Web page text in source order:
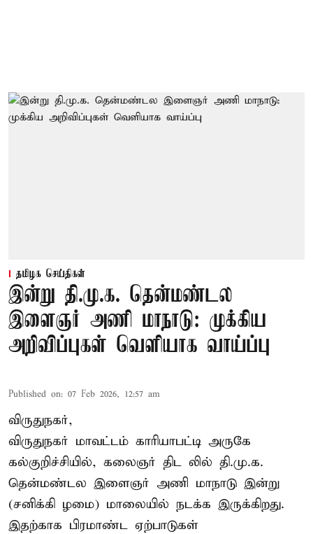
தமிழக செய்திகள்
இன்று தி.மு.க. தென்மண்டல
இளைஞர் அணி மாநாடு: முக்கிய
அறிவிப்புகள் வெளியாக வாய்ப்பு
Published on: 07 Feb 2026, 12:57 am
விருதுநகர்,
விருதுநகர் மாவட்டம் காரியாபட்டி அருகே
கல்குறிச்சியில், கலைஞர் திட லில் தி.மு.க.
தென்மண்டல இளைஞர் அணி மாநாடு இன்று
(சனிக்கி ழமை) மாலையில் நடக்க இருக்கிறது.
இதற்காக பிரமாண்ட ஏற்பாடுகள்